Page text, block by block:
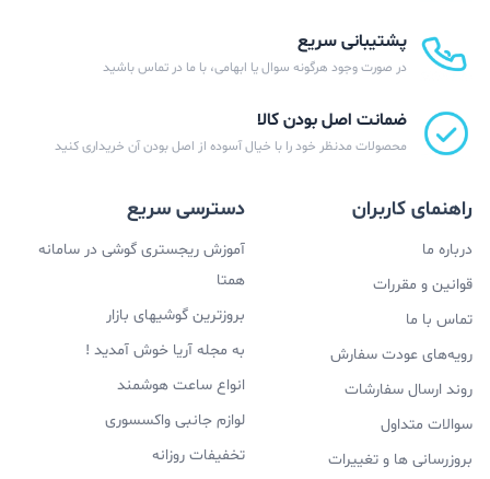
پشتیبانی سریع
در صورت وجود هرگونه سوال یا ابهامی، با ما در تماس باشید
ضمانت اصل بودن کالا
محصولات مدنظر خود را با خیال آسوده از اصل بودن آن خریداری کنید
راهنمای کاربران
درباره ما
قوانین و مقررات
تماس با ما
رویه‌های عودت سفارش
روند ارسال سفارشات
سوالات متداول
بروزرسانی ها و تغییرات
دسترسی سریع
آموزش ریجستری گوشی در سامانه
همتا
بروزترین گوشیهای بازار
به مجله آریا خوش آمدید !
انواع ساعت هوشمند
لوازم جانبی واکسسوری
تخفیفات روزانه